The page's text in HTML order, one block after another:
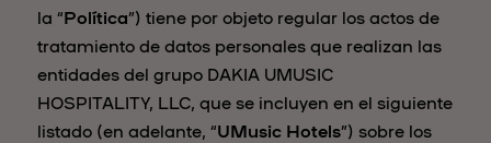
la “Política”) tiene por objeto regular los actos de
tratamiento de datos personales que realizan las
entidades del grupo DAKIA UMUSIC
HOSPITALITY, LLC, que se incluyen en el siguiente
listado (en adelante, “UMusic Hotels”) sobre los